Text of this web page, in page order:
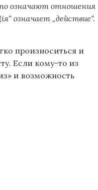
означают отношения
означает „действие“.
произноситься и
Если кому-то из
и возможность